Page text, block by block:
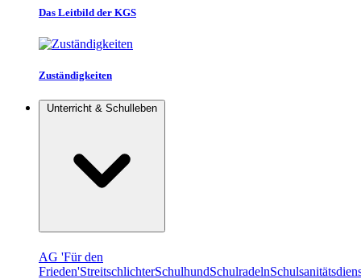
Das Leitbild der KGS
Zuständigkeiten
Unterricht & Schulleben
AG 'Für den
Frieden'StreitschlichterSchulhundSchulradeln